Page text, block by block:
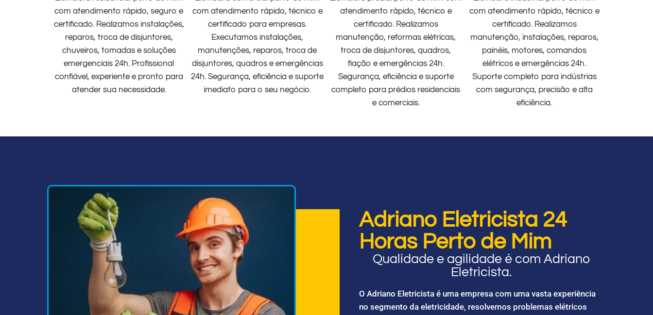
com atendimento rápido, seguro e
certificado. Realizamos instalações,
reparos, troca de disjuntores,
chuveiros, tomadas e soluções
emergenciais 24h. Profissional
confiável, experiente e pronto para
atender sua necessidade.
com atendimento rápido, técnico e
certificado para empresas.
Executamos instalações,
manutenções, reparos, troca de
disjuntores, quadros e emergências
24h. Segurança, eficiência e suporte
imediato para o seu negócio.
atendimento rápido, técnico e
certificado. Realizamos
manutenção, reformas elétricas,
troca de disjuntores, quadros,
fiação e emergências 24h.
Segurança, eficiência e suporte
completo para prédios residenciais
e comerciais.
com atendimento rápido, técnico e
certificado. Realizamos
manutenção, instalações, reparos,
painéis, motores, comandos
elétricos e emergências 24h.
Suporte completo para indústrias
com segurança, precisão e alta
eficiência.
Adriano Eletricista 24
Horas Perto de Mim
Qualidade e agilidade é com Adriano
Eletricista.
O Adriano Eletricista é uma empresa com uma vasta experiência
no segmento da eletricidade, resolvemos problemas elétricos